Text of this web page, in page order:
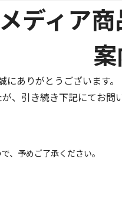
ディア
ありがとうございます。
、引き続き下記にてお問
、予めご了承ください。